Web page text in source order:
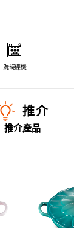
洗碗碟機
推介
推介產品